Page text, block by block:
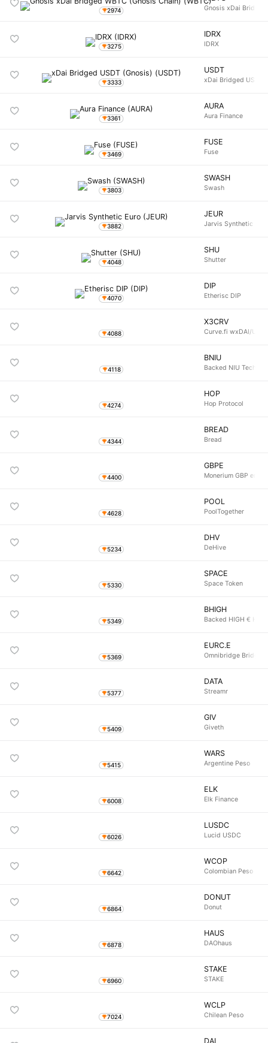
2974 Gnosis xDai
3275
IDRX
IDRX
3333
USDT
xDai Bridged USDT
3361
AURA
Aura Finance
3469
FUSE
Fuse
3803
SWASH
Swash
3882
JEUR
Jarvis Synthetic Euro
4048
SHU
Shutter
4070
DIP
Etherisc DIP
4088
X3CRV
Curve.fi wxDAI/
4118
BNIU
Backed NIU
4274
HOP
Hop Protocol
4344
BREAD
Bread
4400
GBPE
Monerium GBP
4628
POOL
PoolTogether
5234
DHV
DeHive
5330
SPACE
Space Token
5349
BHIGH
Backed HIGH €
5369
EURC.E
Omnibridge Bridged
5377
DATA
Streamr
5409
GIV
Giveth
5415
WARS
Argentine Peso
6008
ELK
Elk Finance
6026
LUSDC
Lucid USDC
6642
WCOP
Colombian Peso
6864
DONUT
Donut
6878
HAUS
DAOhaus
6960
STAKE
STAKE
7024
WCLP
Chilean Peso
DAI